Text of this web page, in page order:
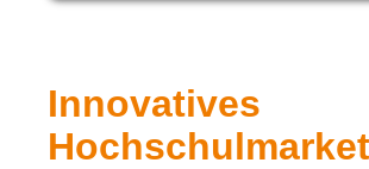
Innovatives